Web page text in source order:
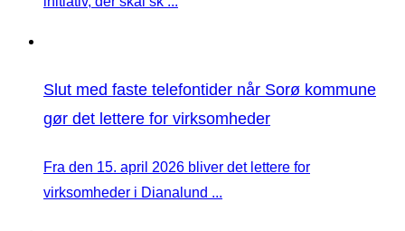
Slut med faste telefontider når Sorø kommune
gør det lettere for virksomheder
Fra den 15. april 2026 bliver det lettere for
virksomheder i Dianalund ...